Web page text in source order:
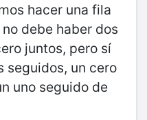
hacer una fila
debe haber dos
juntos, pero sí
seguidos, un cero
uno seguido de